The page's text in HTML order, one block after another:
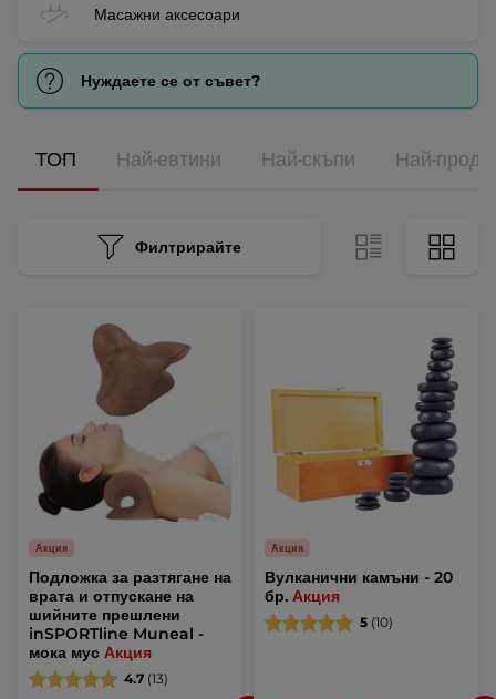
Масажни аксесоари
Нуждаете се от съвет?
ТОП Най-евтини Най-скъпи Най-
Филтрирайте
Акция
Подложка за разтягане на
врата и отпускане на
шийните прешлени
inSPORTline Muneal -
мока мус Акция
4.7 (13)
Акция
Вулканични камъни - 20
бр. Акция
5 (10)